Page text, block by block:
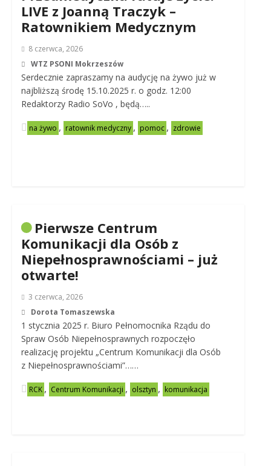
LIVE z Joanną Traczyk –
Ratownikiem Medycznym
8 czerwca, 2026
WTZ PSONI Mokrzeszów
Serdecznie zapraszamy na audycję na żywo już w
najbliższą środę 15.10.2025 r. o godz. 12:00
Redaktorzy Radio SoVo , będą…..
na żywo , ratownik medyczny , pomoc , zdrowie
Pierwsze Centrum
Komunikacji dla Osób z
Niepełnosprawnościami – już
otwarte!
3 czerwca, 2026
Dorota Tomaszewska
1 stycznia 2025 r. Biuro Pełnomocnika Rządu do
Spraw Osób Niepełnosprawnych rozpoczęło
realizację projektu „Centrum Komunikacji dla Osób
z Niepełnosprawnościami”……
RCK , Centrum Komunikacji , olsztyn , komunikacja